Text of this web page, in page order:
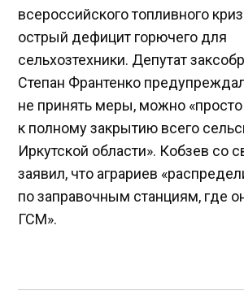
всероссийского топливного
острый дефицит горючего для
сельхозтехники. Депутат
Степан Франтенко
не принять меры, можно «просто
к полному закрытию всего
Иркутской области». Кобзев со
заявил, что аграриев
по заправочным станциям, где
ГСМ».